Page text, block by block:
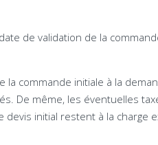
de validation de la
la commande initiale à la
. De même, les éventuelles
initial restent à la charge